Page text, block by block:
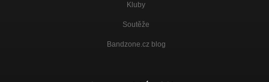
Kluby
Soutěže
Bandzone.cz blog